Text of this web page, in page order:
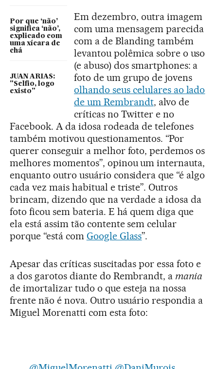
Por que ‘não’
significa ‘não’,
explicado com
uma xícara de
chá
JUAN ARIAS:
"Selfio, logo
existo"
Em dezembro, outra imagem
com uma mensagem parecida
com a de Blanding também
levantou polêmica sobre o uso
(e abuso) dos smartphones: a
foto de um grupo de jovens
olhando seus celulares ao lado
de um Rembrandt, alvo de
críticas no Twitter e no
Facebook. A da idosa rodeada de telefones
também motivou questionamentos. “Por
querer conseguir a melhor foto, perdemos os
melhores momentos”, opinou um internauta,
enquanto outro usuário considera que “é algo
cada vez mais habitual e triste”. Outros
brincam, dizendo que na verdade a idosa da
foto ficou sem bateria. E há quem diga que
ela está assim tão contente sem celular
porque “está com Google Glass”.
Apesar das críticas suscitadas por essa foto e
a dos garotos diante do Rembrandt, amania
de imortalizar tudo o que esteja na nossa
frente não é nova. Outro usuário respondia a
Miguel Morenatti com esta foto: